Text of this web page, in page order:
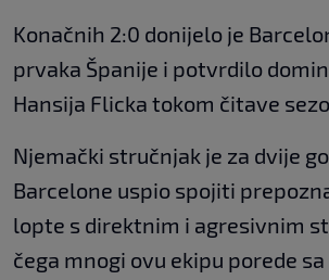
Konačnih 2:0 donijelo je
prvaka Španije i potvrdilo
Hansija Flicka tokom čitave
Njemački stručnjak je za dvije
Barcelone uspio spojiti
lopte s direktnim i agresivnim
čega mnogi ovu ekipu porede